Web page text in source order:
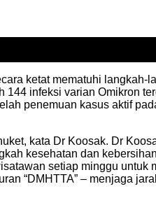
ketat mematuhi langkah-
infeksi varian Omikron
penemuan kasus aktif
kata Dr Koosak. Dr
kesehatan dan
setiap minggu untuk
“DMHTTA” – menjaga